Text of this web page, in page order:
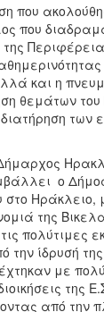
που
που
και η
θεμάτων του
διατήρηση των
ο
στο Ηράκλειο,
της
πολύτιμες
την ίδρυσή
με
της
από την